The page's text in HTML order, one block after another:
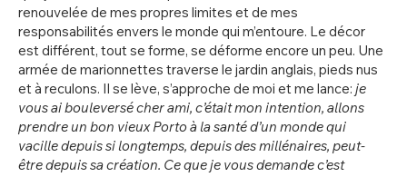
renouvelée de mes propres limites et de mes
responsabilités envers le monde qui m’entoure. Le décor
est différent, tout se forme, se déforme encore un peu. Une
armée de marionnettes traverse le jardin anglais, pieds nus
et à reculons. Il se lève, s’approche de moi et me lance: je
vous ai bouleversé cher ami, c’était mon intention, allons
prendre un bon vieux Porto à la santé d’un monde qui
vacille depuis si longtemps, depuis des millénaires, peut-
être depuis sa création. Ce que je vous demande c’est